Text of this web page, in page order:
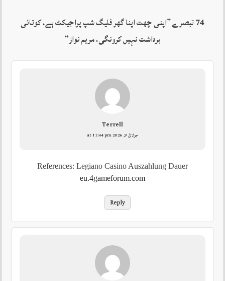
74 تبصرے ”
اپنی چھت اپنا گھر فلیگ شپ پراجیکٹ ہے، کوتائی
برداشت نہیں کرونگی، مریم نواز“
Terrell
جولائ 9, 2026 at 11:44 pm
References: Legiano Casino Auszahlung Dauer
eu.4gameforum.com
Reply